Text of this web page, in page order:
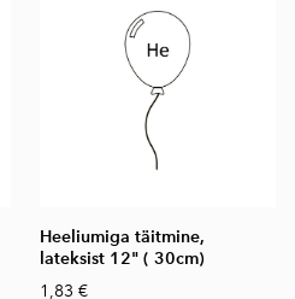
Heeliumiga täitmine,
lateksist 12" ( 30cm)
1,83 €